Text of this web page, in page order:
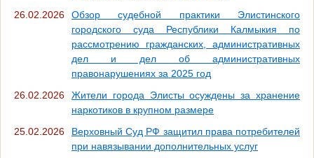
26.02.2026
Обзор судебной практики Элистинского
городского суда Республики Калмыкия по
рассмотрению гражданских, административных
дел и дел об административных
правонарушениях за 2025 год
26.02.2026
Жители города Элисты осуждены за хранение
наркотиков в крупном размере
25.02.2026
Верховный Суд РФ защитил права потребителей
при навязывании дополнительных услуг